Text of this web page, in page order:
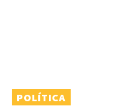
POLÍTICA